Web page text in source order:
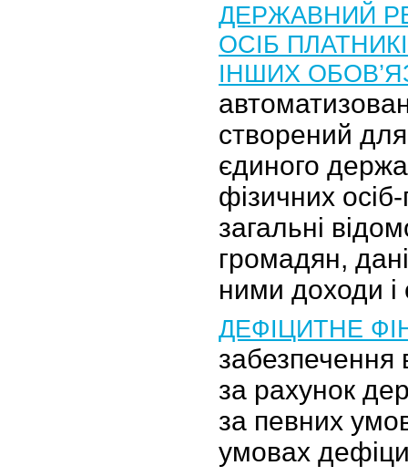
ДЕРЖАВНИЙ
ОСІБ
ІНШИХ
створений
єдиного
фізичних
загальні
громадян,
ними доходи
ДЕФІЦИТНЕ
забезпечення
за рахунок
за певних
умовах